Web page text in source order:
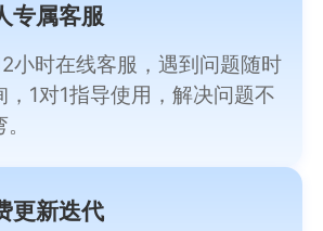
专属客服
小时在线客服，遇到问题随时
，1对1指导使用，解决问题不
更新迭代